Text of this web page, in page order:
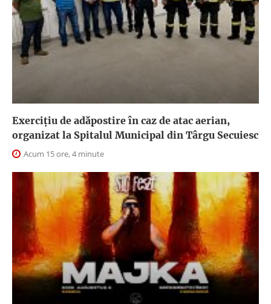
Exercițiu de adăpostire în caz de atac aerian,
organizat la Spitalul Municipal din Târgu Secuiesc
Acum 15 ore, 4 minute